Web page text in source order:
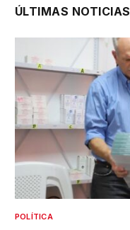
ÚLTIMAS NOTICIAS
POLÍTICA